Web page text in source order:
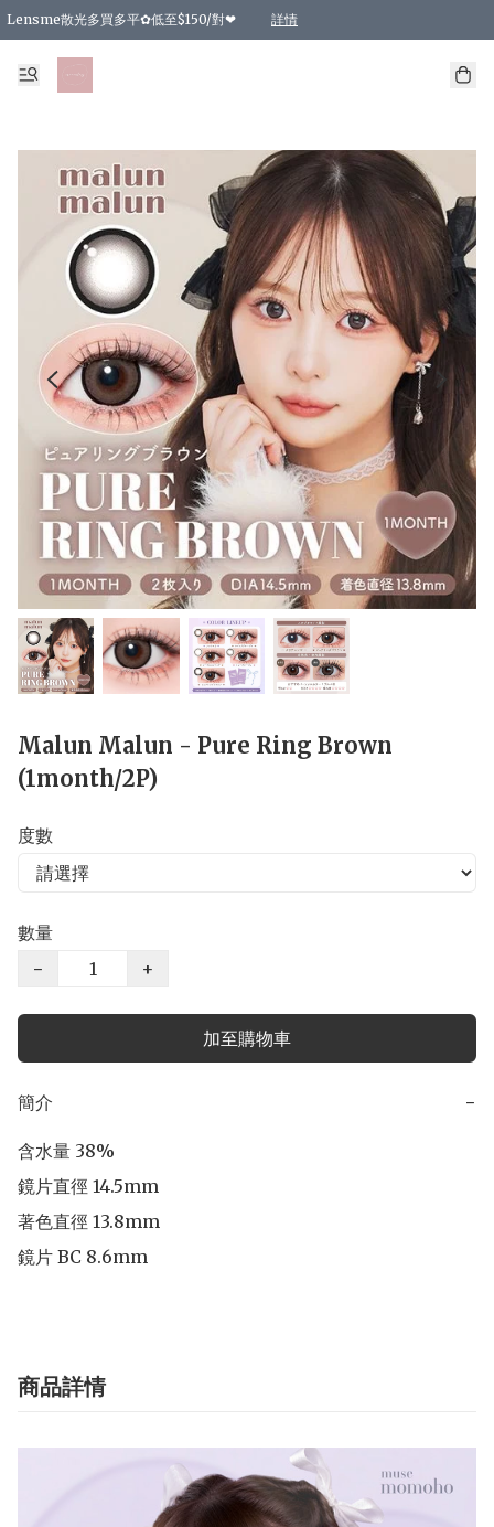
Lensme散光多買多平✿低至$150/對❤ 詳情
台灣Karacon⁩✧日拋 特價清貨❁⃘
日本韓國多款日/月拋現貨☼ 特價❤︎數量有限 售完即止
🇰🇷韓國多款月拋現貨 特價兩對$99✿數量有限 售完即止♫
精選商品，任選買2件或以上9 折；買4件或以上85 折；買6件或以上8 折
精選商品，任選買2件HKD 140.00；買4件HKD 260.00
精選商品，任選買2件HKD 190.00；買4件HKD 360.00
精選商品，任選買2件HKD 110.00；買4件HKD 180.00
精選商品，任選買2件HKD 170.00；買4件HKD 320.00
精選商品，任選買2件或以上減HKD 148.00
精選商品，任選買2件或以上減HKD 148.00
精選商品，任選買2件或以上95 折；買4件或以上9 折；買6件或以上85 折；買8件
精選商品，任選買12件或以上87 折
精選商品，任選買2件或以上減HKD 16.00；買4件或以上減HKD 32.00；買6
精選商品，任選買2件或以上95 折；買4件或以上9 折；買8件或以上85 折；買12
購物滿 HKD 800.00即享免運費優惠！（適用於 特定的送貨方式 )
Malun Malun - Pure Ring Brown
(1month/2P)
度數
數量
−
+
加至購物車
簡介 −
含水量 38%
鏡片直徑 14.5mm
著色直徑 13.8mm
商品詳情